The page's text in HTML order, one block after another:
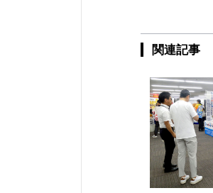
関連記事